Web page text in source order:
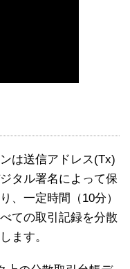
は送信アドレス(Tx)
タル署名によって保
、一定時間（10分）
ての取引記録を分散
ます。